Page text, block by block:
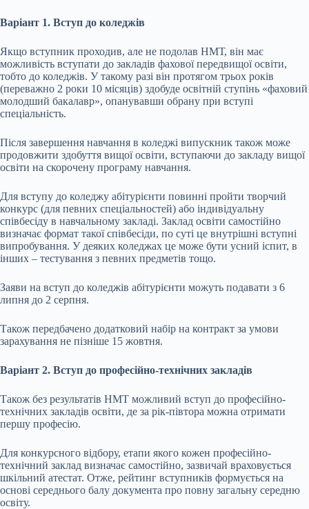
Варіант 1. Вступ до коледжів
Якщо вступник проходив, але не подолав НМТ, він має
можливість вступати до закладів фахової передвищої освіти,
тобто до коледжів. У такому разі він протягом трьох років
(переважно 2 роки 10 місяців) здобуде освітній ступінь «фаховий
молодший бакалавр», опанувавши обрану при вступі
спеціальність.
Після завершення навчання в коледжі випускник також може
продовжити здобуття вищої освіти, вступаючи до закладу вищої
освіти на скорочену програму навчання.
Для вступу до коледжу абітурієнти повинні пройти творчий
конкурс (для певних спеціальностей) або індивідуальну
співбесіду в навчальному закладі. Заклад освіти самостійно
визначає формат такої співбесіди, по суті це внутрішні вступні
випробування. У деяких коледжах це може бути усний іспит, в
інших – тестування з певних предметів тощо.
Заяви на вступ до коледжів абітурієнти можуть подавати з 6
липня до 2 серпня.
Також передбачено додатковий набір на контракт за умови
зарахування не пізніше 15 жовтня.
Варіант 2. Вступ до професійно-технічних закладів
Також без результатів НМТ можливий вступ до професійно-
технічних закладів освіти, де за рік-півтора можна отримати
першу професію.
Для конкурсного відбору, етапи якого кожен професійно-
технічний заклад визначає самостійно, зазвичай враховується
шкільний атестат. Отже, рейтинг вступників формується на
основі середнього балу документа про повну загальну середню
освіту.